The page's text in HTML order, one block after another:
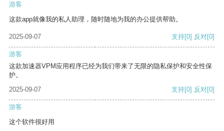
游客
这款app就像我的私人助理，随时随地为我的办公提供帮助。
2025-09-07 支持[0] 反对[0]
游客
这款加速器VPM应用程序已经为我们带来了无限的隐私保护和安全性保
护。
2025-09-07
支持[0] 反对[0]
游客
这个软件很好用